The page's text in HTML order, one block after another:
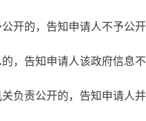
开的，告知申请人不予公开
，告知申请人该政府信息不
负责公开的，告知申请人